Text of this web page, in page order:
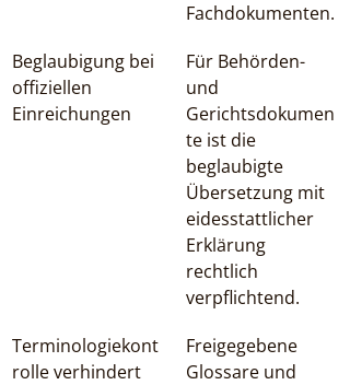
Fachdokumenten.
Beglaubigung bei
offiziellen
Einreichungen
Für Behörden-
und
Gerichtsdokumen
te ist die
beglaubigte
Übersetzung mit
eidesstattlicher
Erklärung
rechtlich
verpflichtend.
Terminologiekont
rolle verhindert
Freigegebene
Glossare und